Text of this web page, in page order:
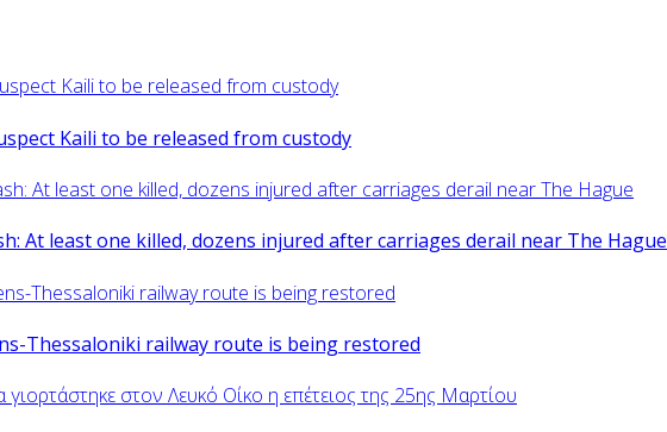
Kaili to be released from custody
At least one killed, dozens injured after carriages derail near The Hague
Thessaloniki railway route is being restored